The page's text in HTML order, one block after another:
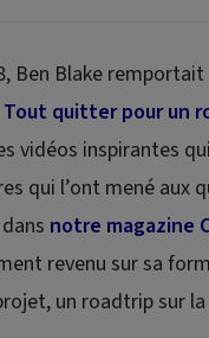
Ben Blake
Tout quitter pour un
vidéos inspirantes
qui l’ont mené aux
notre magazine
revenu sur sa
un roadtripsur